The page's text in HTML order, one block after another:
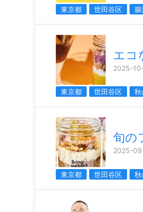
東京都 世田谷区
エコ
2025-
東京都 世田谷区 秋
旬の
2025-
東京都 世田谷区 秋